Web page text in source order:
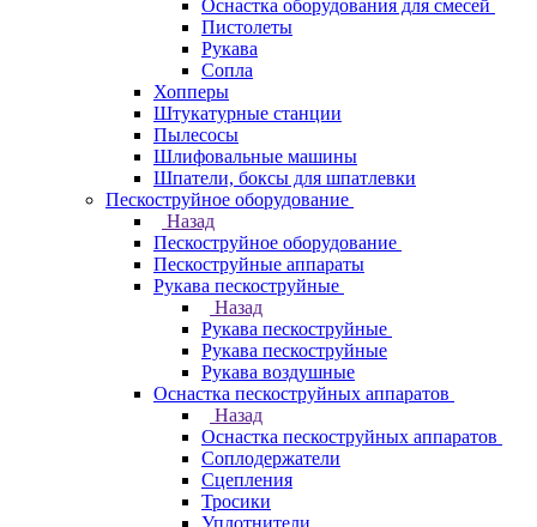
Оснастка оборудования для смесей
Пистолеты
Рукава
Сопла
Хопперы
Штукатурные станции
Пылесосы
Шлифовальные машины
Шпатели, боксы для шпатлевки
Пескоструйное оборудование
Назад
Пескоструйное оборудование
Пескоструйные аппараты
Рукава пескоструйные
Назад
Рукава пескоструйные
Рукава пескоструйные
Рукава воздушные
Оснастка пескоструйных аппаратов
Назад
Оснастка пескоструйных аппаратов
Соплодержатели
Сцепления
Тросики
Уплотнители